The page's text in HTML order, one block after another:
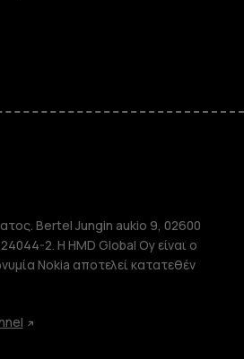
Bertel Jungin aukio 9, 02600
2. Η HMD Global Oy είναι ο
Nokia αποτελεί κατατεθέν